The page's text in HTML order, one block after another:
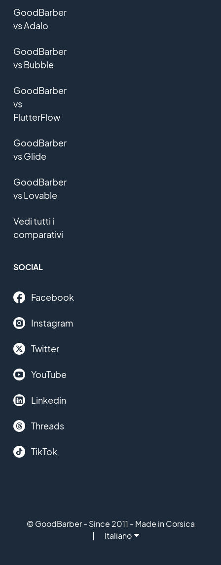
GoodBarber
vs Adalo
GoodBarber
vs Bubble
GoodBarber
vs
FlutterFlow
GoodBarber
vs Glide
GoodBarber
vs Lovable
Vedi tutti i
comparativi
SOCIAL
Facebook
Instagram
Twitter
YouTube
Linkedin
Threads
TikTok
© GoodBarber - Since 2011 - Made in Corsica
Italiano